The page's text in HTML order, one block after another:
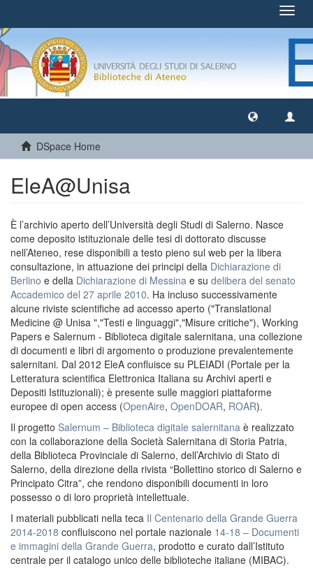
DSpace Home
EleA@Unisa
È l’archivio aperto dell’Università degli Studi di Salerno. Nasce
come deposito istituzionale delle tesi di dottorato discusse
nell’Ateneo, rese disponibili a testo pieno sul web per la libera
consultazione, in attuazione dei principi della Dichiarazione di
Berlino e della Dichiarazione di Messina e su delibera del senato
Accademico del 27 aprile 2010. Ha incluso successivamente
alcune riviste scientifiche ad accesso aperto ("Translational
Medicine @ Unisa ","Testi e linguaggi","Misure critiche"), Working
Papers e Salernum - Biblioteca digitale salernitana, una collezione
di documenti e libri di argomento o produzione prevalentemente
salernitani. Dal 2012 EleA confluisce su PLEIADI (Portale per la
Letteratura scientifica Elettronica Italiana su Archivi aperti e
Depositi Istituzionali); è presente sulle maggiori piattaforme
europee di open access (OpenAire, OpenDOAR, ROAR).
Il progetto Salernum – Biblioteca digitale salernitana è realizzato
con la collaborazione della Società Salernitana di Storia Patria,
della Biblioteca Provinciale di Salerno, dell’Archivio di Stato di
Salerno, della direzione della rivista “Bollettino storico di Salerno e
Principato Citra”, che rendono disponibili documenti in loro
possesso o di loro proprietà intellettuale.
I materiali pubblicati nella teca Il Centenario della Grande Guerra
2014-2018 confluiscono nel portale nazionale 14-18 – Documenti
e immagini della Grande Guerra, prodotto e curato dall’Istituto
centrale per il catalogo unico delle biblioteche italiane (MIBAC).